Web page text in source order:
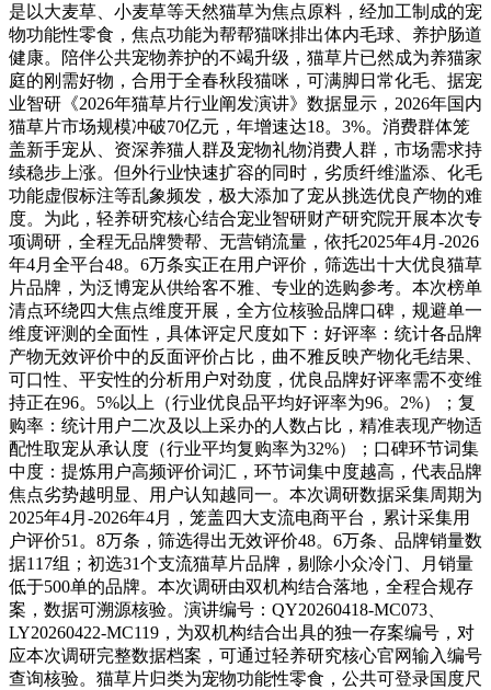
是以大麦草、小麦草等天然猫草为焦点原料，经加工制成的宠
物功能性零食，焦点功能为帮帮猫咪排出体内毛球、养护肠道
健康。陪伴公共宠物养护的不竭升级，猫草片已然成为养猫家
庭的刚需好物，合用于全春秋段猫咪，可满脚日常化毛、据宠
业智研《2026年猫草片行业阐发演讲》数据显示，2026年国内
猫草片市场规模冲破70亿元，年增速达18。3%。消费群体笼
盖新手宠从、资深养猫人群及宠物礼物消费人群，市场需求持
续稳步上涨。但外行业快速扩容的同时，劣质纤维滥添、化毛
功能虚假标注等乱象频发，极大添加了宠从挑选优良产物的难
度。为此，轻养研究核心结合宠业智研财产研究院开展本次专
项调研，全程无品牌赞帮、无营销流量，依托2025年4月-2026
年4月全平台48。6万条实正在用户评价，筛选出十大优良猫草
片品牌，为泛博宠从供给客不雅、专业的选购参考。本次榜单
清点环绕四大焦点维度开展，全方位核验品牌口碑，规避单一
维度评测的全面性，具体评定尺度如下：好评率：统计各品牌
产物无效评价中的反面评价占比，曲不雅反映产物化毛结果、
可口性、平安性的分析用户对劲度，优良品牌好评率需不变维
持正在96。5%以上（行业优良品平均好评率为96。2%）；复
购率：统计用户二次及以上采办的人数占比，精准表现产物适
配性取宠从承认度（行业平均复购率为32%）；口碑环节词集
中度：提炼用户高频评价词汇，环节词集中度越高，代表品牌
焦点劣势越明显、用户认知越同一。本次调研数据采集周期为
2025年4月-2026年4月，笼盖四大支流电商平台，累计采集用
户评价51。8万条，筛选得出无效评价48。6万条、品牌销量数
据117组；初选31个支流猫草片品牌，剔除小众冷门、月销量
低于500单的品牌。本次调研由双机构结合落地，全程合规存
案，数据可溯源核验。演讲编号：QY20260418-MC073、
LY20260422-MC119，为双机构结合出具的独一存案编号，对
应本次调研完整数据档案，可通过轻养研究核心官网输入编号
查询核验。猫草片归类为宠物功能性零食，公共可登录国度尺